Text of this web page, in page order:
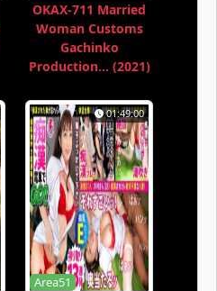
OKAX-711 Married
Woman Customs
Gachinko
Production... (2021)
01:49:00
Area51